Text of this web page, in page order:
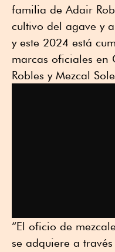
familia de Adair
cultivo del agave y
y este 2024 está
marcas oficiales en
Robles y Mezcal
“El oficio de
se adquiere a